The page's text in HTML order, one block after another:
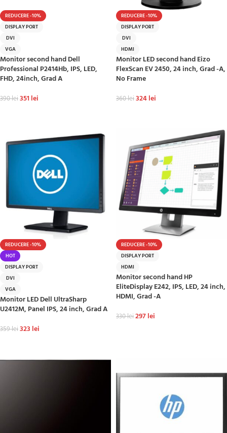
REDUCERE -10%
DISPLAY PORT
DVI
VGA
Monitor second hand Dell
Professional P2414Hb, IPS, LED,
FHD, 24inch, Grad A
390lei351 lei
REDUCERE -10%
DISPLAY PORT
DVI
HDMI
Monitor LED second hand Eizo
FlexScan EV 2450, 24 inch, Grad -A,
No Frame
360lei324lei
REDUCERE -10%
HOT
DISPLAY PORT
DVI
VGA
Monitor LED Dell UltraSharp
U2412M, Panel IPS, 24 inch, Grad A
359lei323 lei
REDUCERE -10%
DISPLAY PORT
HDMI
Monitor second hand HP
EliteDisplay E242, IPS, LED, 24 inch,
HDMI, Grad -A
330lei297lei